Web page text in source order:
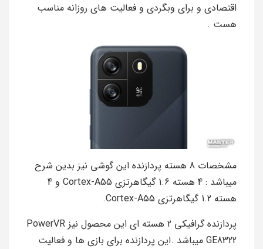
اقتصادی و برای وبگردی و فعالیت های روزانه مناسب
هست .
مشخصات 8 هسته پردازنده این گوشی نیز بدین شرح
میباشد : 4 هسته 1.6 گیگاهرتزی Cortex-A55 و 4
هسته 1.2 گیگاهرتزی Cortex-A55.
پردازنده گرافیکی 2 هسته ای این محصول نیز PowerVR
GE8322 میباشد .این پردازنده برای بازی ها و فعالیت